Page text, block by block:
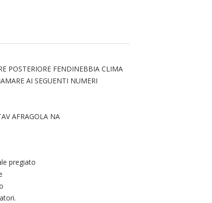
POSTERIORE FENDINEBBIA CLIMA
AI SEGUENTI NUMERI
AFRAGOLA NA
pregiato